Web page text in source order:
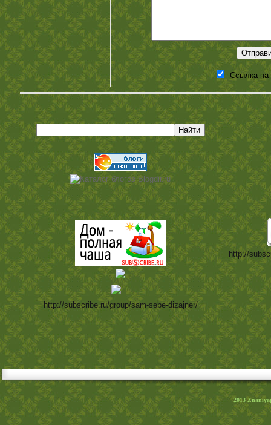
Ссылка
http://subscribe.ru/group/sam-sebe-dizajner/
http://
2013